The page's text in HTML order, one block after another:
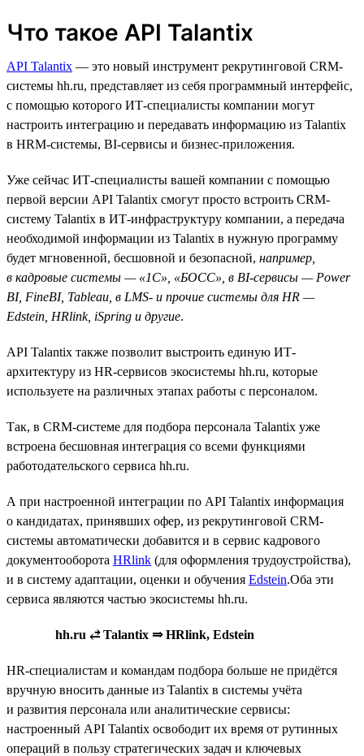
Что такое API Talantix
API Talantix — это новый инструмент рекрутинговой СRM-
системы hh.ru, представляет из себя программный интерфейс,
с помощью которого ИТ-специалисты компании могут
настроить интеграцию и передавать информацию из Talantix
в HRM-системы, BI-сервисы и бизнес-приложения.
Уже сейчас ИТ-специалисты вашей компании с помощью
первой версии API Talantix смогут просто встроить CRM-
систему Talantix в ИТ-инфраструктуру компании, а передача
необходимой информации из Talantix в нужную программу
будет мгновенной, бесшовной и безопасной, например,
в кадровые системы — «1С», «БОСС», в BI-сервисы — Power
BI, FineBI, Tableau, в LMS- и прочие системы для HR —
Edstein, HRlink, iSpring и другие.
API Talantix также позволит выстроить единую ИТ-
архитектуру из HR-сервисов экосистемы hh.ru, которые
используете на различных этапах работы с персоналом.
Так, в CRM-системе для подбора персонала Talantix уже
встроена бесшовная интеграция со всеми функциями
работодательского сервиса hh.ru.
А при настроенной интеграции по API Talantix информация
о кандидатах, принявших офер, из рекрутинговой CRM-
системы автоматически добавится и в сервис кадрового
документооборота HRlink (для оформления трудоустройства),
и в систему адаптации, оценки и обучения Edstein.Оба эти
сервиса являются частью экосистемы hh.ru.
hh.ru ⥄ Talantix ⇒ HRlink, Edstein
HR-специалистам и командам подбора больше не придётся
вручную вносить данные из Talantix в системы учёта
и развития персонала или аналитические сервисы:
настроенный API Talantix освободит их время от рутинных
операций в пользу стратегических задач и ключевых